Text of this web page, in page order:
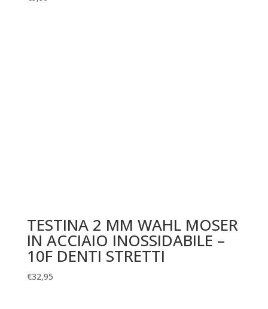
TESTINA 2 MM WAHL MOSER
IN ACCIAIO INOSSIDABILE –
10F DENTI STRETTI
€32,95